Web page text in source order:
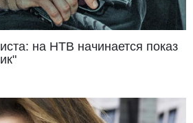
на НТВ начинается показ